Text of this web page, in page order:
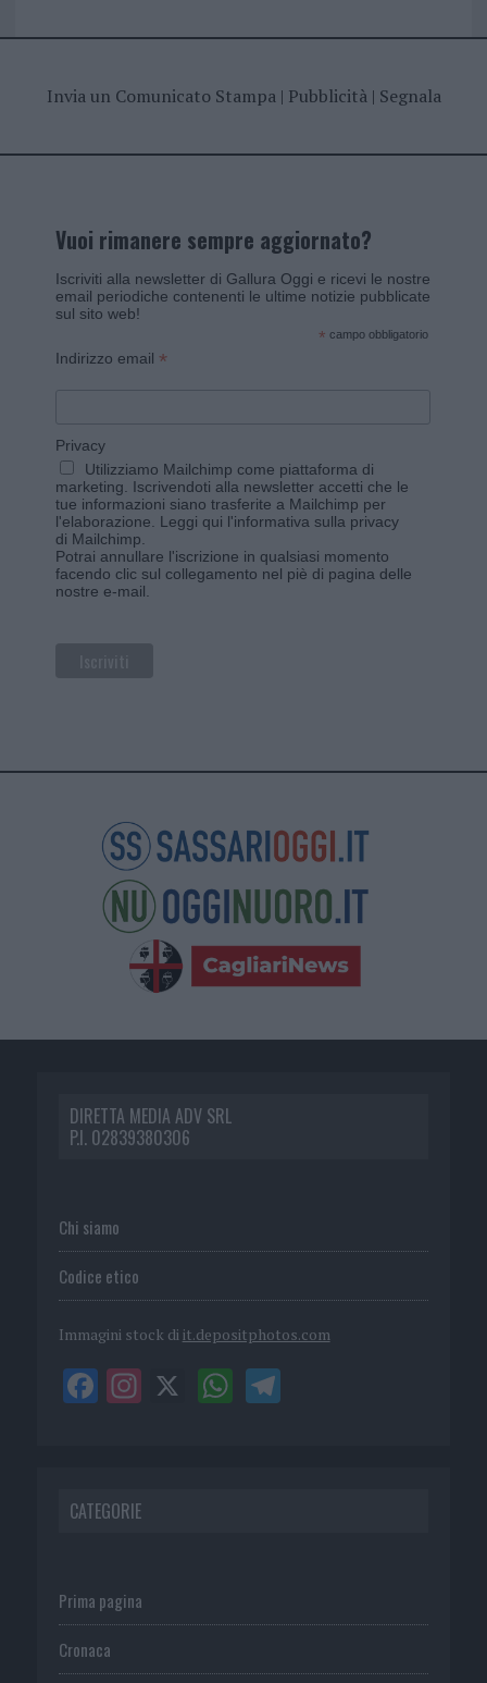
Invia un Comunicato Stampa| Pubblicità| Segnala
Vuoi rimanere sempre aggiornato?
Iscriviti alla newsletter di Gallura Oggi e ricevi le nostre
email periodiche contenenti le ultime notizie pubblicate
sul sito web!
* campo obbligatorio
Indirizzo email *
Privacy
Utilizziamo Mailchimp come piattaforma di
marketing. Iscrivendoti alla newsletter accetti che le
tue informazioni siano trasferite a Mailchimp per
l'elaborazione. Leggi qui l'informativa sulla privacy
di Mailchimp
Potrai annullare l'iscrizione in qualsiasi momento
facendo clic sul collegamento nel piè di pagina delle
nostre e-mail.
DIRETTA MEDIA ADV SRL
P.I. 02839380306
Chi siamo
Codice etico
Immagini stock di it.depositphotos.com
CATEGORIE
Prima pagina
Cronaca